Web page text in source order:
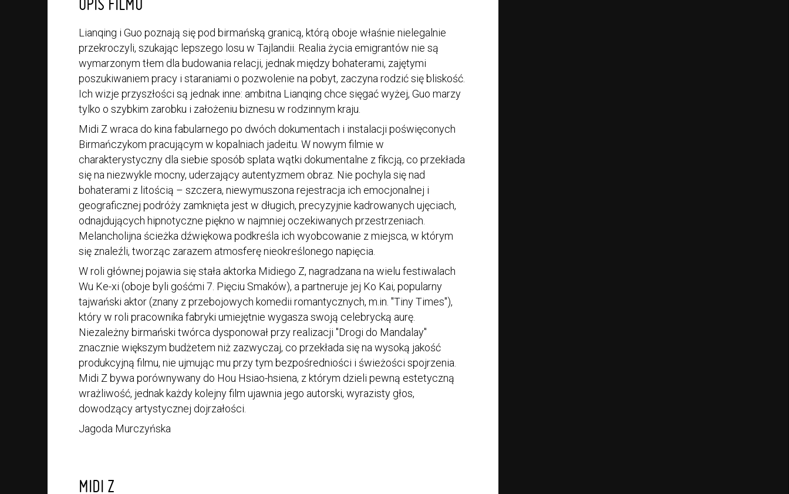
Lianqing i Guo poznają się pod birmańską granicą, którą oboje właśnie nielegalnie
przekroczyli, szukając lepszego losu w Tajlandii. Realia życia emigrantów nie są
wymarzonym tłem dla budowania relacji, jednak między bohaterami, zajętymi
poszukiwaniem pracy i staraniami o pozwolenie na pobyt, zaczyna rodzić się bliskość.
Ich wizje przyszłości są jednak inne: ambitna Lianqing chce sięgać wyżej, Guo marzy
tylko o szybkim zarobku i założeniu biznesu w rodzinnym kraju.
Midi Z wraca do kina fabularnego po dwóch dokumentach i instalacji poświęconych
Birmańczykom pracującym w kopalniach jadeitu. W nowym filmie w
charakterystyczny dla siebie sposób splata wątki dokumentalne z fikcją, co przekłada
się na niezwykle mocny, uderzający autentyzmem obraz. Nie pochyla się nad
bohaterami z litością – szczera, niewymuszona rejestracja ich emocjonalnej i
geograficznej podróży zamknięta jest w długich, precyzyjnie kadrowanych ujęciach,
odnajdujących hipnotyczne piękno w najmniej oczekiwanych przestrzeniach.
Melancholijna ścieżka dźwiękowa podkreśla ich wyobcowanie z miejsca, w którym
się znaleźli, tworząc zarazem atmosferę nieokreślonego napięcia.
W roli głównej pojawia się stała aktorka Midiego Z, nagradzana na wielu festiwalach
Wu Ke-xi (oboje byli gośćmi 7. Pięciu Smaków), a partneruje jej Ko Kai, popularny
tajwański aktor (znany z przebojowych komedii romantycznych, m.in. "Tiny Times"),
który w roli pracownika fabryki umiejętnie wygasza swoją celebrycką aurę.
Niezależny birmański twórca dysponował przy realizacji "Drogi do Mandalay"
znacznie większym budżetem niż zazwyczaj, co przekłada się na wysoką jakość
produkcyjną filmu, nie ujmując mu przy tym bezpośredniości i świeżości spojrzenia.
Midi Z bywa porównywany do Hou Hsiao-hsiena, z którym dzieli pewną estetyczną
wrażliwość, jednak każdy kolejny film ujawnia jego autorski, wyrazisty głos,
dowodzący artystycznej dojrzałości.
Jagoda Murczyńska
MIDI Z